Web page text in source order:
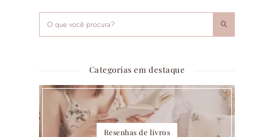
Categorias em destaque
Resenhas de livros